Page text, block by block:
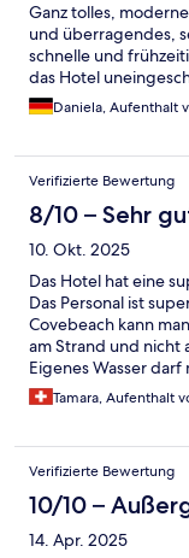
Ganz tolles,
und überragendes,
schnelle und
das Hotel
Daniela, Aufenthalt
Verifizierte Bewertung
8/10 – Sehr
10. Okt. 2025
Das Hotel hat eine
Das Personal ist
Covebeach kann
am Strand und nicht
Eigenes Wasser
Mein Fazit ist das ich
Vielen Dank für den
Tamara, Aufenthalt
Verifizierte Bewertung
10/10 –
14. Apr. 2025